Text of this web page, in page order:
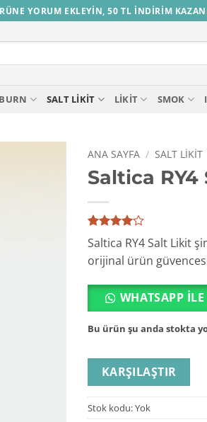
YORUM EKLEYİN, 50 TL İNDİRİM
SALT LIKIT LIKIT SMOK
ANA SAYFA / SALT LIKIT
Saltica
1
müşteri
puanına
dayanarak
üzerinden
puan
Saltica RY4 Salt Likit
orijinal ürün
WHATSAPP
Bu ürün şu anda stokta
KARŞILAŞTIR
Stok kodu:Yok